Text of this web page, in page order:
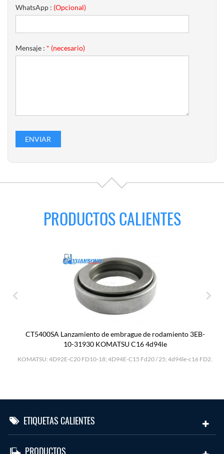
WhatsApp : (Opcional)
Mensaje : * (necesario)
PRODUCTOS CALIENTES
CT5400SA Lanzamiento de embrague de rodamiento 3EB-
10-31930 KOMATSU C16 4d94le
KOMATSU: 4D92E-C20 FD10-18; 4D94E-C15 Fd20 / 25; 4d94le-c16 FD2.
ETIQUETAS CALIENTES
PRODUCTOS